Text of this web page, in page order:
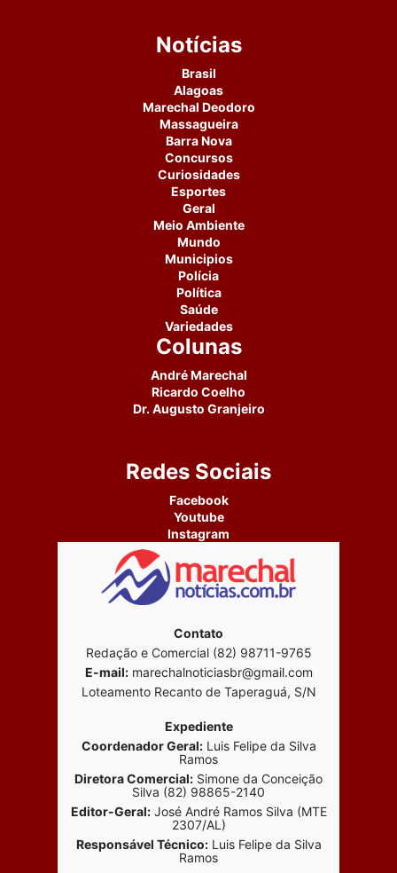
Notícias
Brasil
Alagoas
Marechal Deodoro
Massagueira
Barra Nova
Concursos
Curiosidades
Esportes
Geral
Meio Ambiente
Mundo
Municipios
Polícia
Política
Saúde
Variedades
Colunas
André Marechal
Ricardo Coelho
Dr. Augusto Granjeiro
Redes Sociais
Facebook
Youtube
Instagram
Contato
Redação e Comercial (82) 98711-9765
E-mail:marechalnoticiasbr@gmail.com
Loteamento Recanto de Taperaguá, S/N
Expediente
Coordenador Geral:Luis Felipe da Silva
Ramos
Diretora Comercial: Simone da Conceição
Silva (82) 98865-2140
Editor-Geral:José André Ramos Silva (MTE
2307/AL)
Responsável Técnico:Luis Felipe da Silva
Ramos